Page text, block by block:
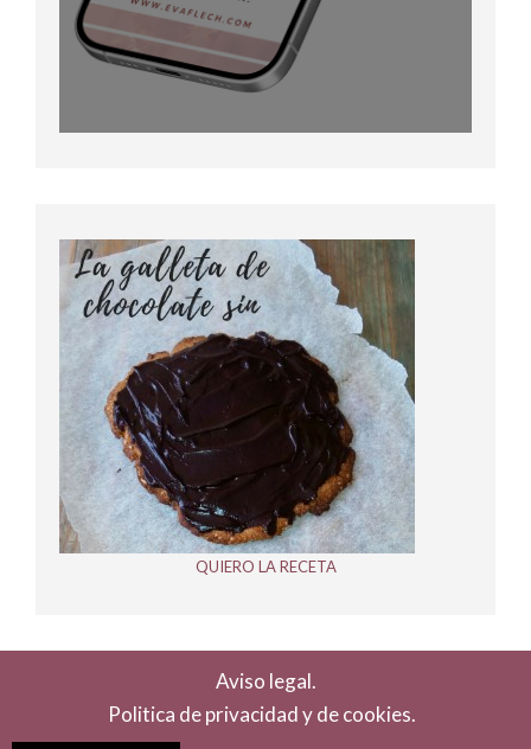
QUIERO LA RECETA
Aviso legal.
Politica de privacidad y de cookies.